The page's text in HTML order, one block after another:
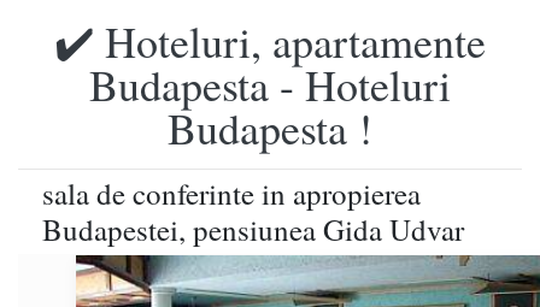
✔️ Hoteluri, apartamente
Budapesta - Hoteluri
Budapesta !
sala de conferinte in apropierea
Budapestei, pensiunea Gida Udvar